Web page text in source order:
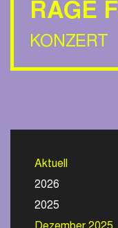
RAGE
KONZERT
Aktuell
2026
2025